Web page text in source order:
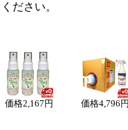
ださい。
価格2,167円 価格4,796円